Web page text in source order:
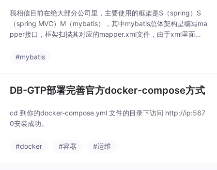
pringBoot 2.1.x框架，
MyBatis-plus持久层框
架、Redis作为缓存、M
即配置挂载目
我相信目前在绝大部分公司里，主要使用的框架是S（spring）S
（spring MVC）M（mybatis），其中mybatis总体架构是编写ma
pper接口，框架扫描其对应的mapper.xml文件，由于xml里面编
文件并不能像java文件一样，能快速进行跳转，对查找对应xml文
#mybatis
DB-GTP部署完善官方docker-compose方式
cd 到你的docker-compose.yml 文件的目录下访问 http://ip:567
0安装成功。
#docker #容器 #运维